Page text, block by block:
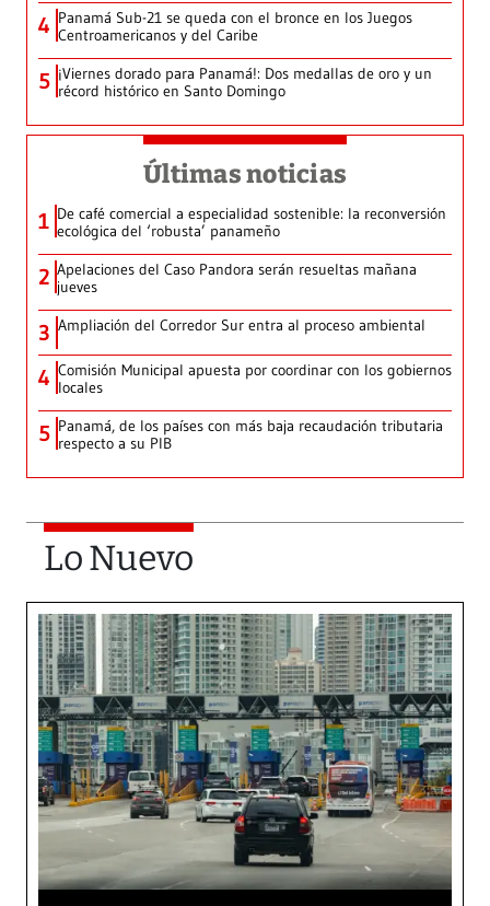
4 Panamá Sub-21 se queda con el bronce en los Juegos
Centroamericanos y del Caribe
5 ¡Viernes dorado para Panamá!: Dos medallas de oro y un
récord histórico en Santo Domingo
Últimas noticias
1 De café comercial a especialidad sostenible: la reconversión
ecológica del ‘robusta’ panameño
2 Apelaciones del Caso Pandora serán resueltas mañana
jueves
3 Ampliación del Corredor Sur entra al proceso ambiental
4 Comisión Municipal apuesta por coordinar con los gobiernos
locales
5 Panamá, de los países con más baja recaudación tributaria
respecto a su PIB
Lo Nuevo